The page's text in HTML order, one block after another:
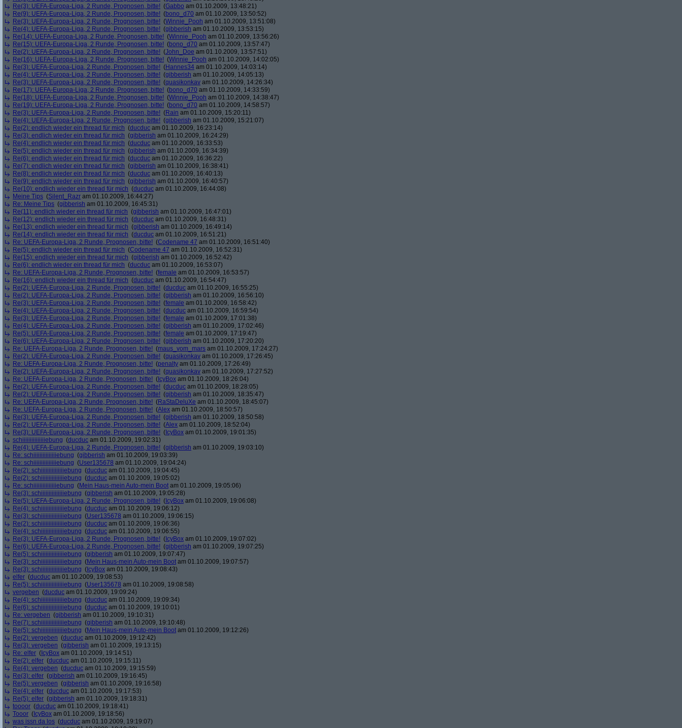
Re(3): UEFA-Europa-Liga, 2 Runde, Prognosen, bitte! (Gabbo am 01.10.2009, 13:48:21)
Re(9): UEFA-Europa-Liga, 2 Runde, Prognosen, bitte! (bono_d70 am 01.10.2009, 13:50:52)
Re(3): UEFA-Europa-Liga, 2 Runde, Prognosen, bitte! (Winnie_Pooh am 01.10.2009, 13:51:08)
Re(4): UEFA-Europa-Liga, 2 Runde, Prognosen, bitte! (gibberish am 01.10.2009, 13:53:15)
Re(14): UEFA-Europa-Liga, 2 Runde, Prognosen, bitte! (Winnie_Pooh am 01.10.2009, 13:56:26)
Re(15): UEFA-Europa-Liga, 2 Runde, Prognosen, bitte! (bono_d70 am 01.10.2009, 13:57:47)
Re(2): UEFA-Europa-Liga, 2 Runde, Prognosen, bitte! (John_Doe am 01.10.2009, 13:57:51)
Re(16): UEFA-Europa-Liga, 2 Runde, Prognosen, bitte! (Winnie_Pooh am 01.10.2009, 14:02:05)
Re(3): UEFA-Europa-Liga, 2 Runde, Prognosen, bitte! (Hannes34 am 01.10.2009, 14:03:14)
Re(4): UEFA-Europa-Liga, 2 Runde, Prognosen, bitte! (gibberish am 01.10.2009, 14:05:13)
Re(3): UEFA-Europa-Liga, 2 Runde, Prognosen, bitte! (quasikonkav am 01.10.2009, 14:26:34)
Re(17): UEFA-Europa-Liga, 2 Runde, Prognosen, bitte! (bono_d70 am 01.10.2009, 14:33:59)
Re(18): UEFA-Europa-Liga, 2 Runde, Prognosen, bitte! (Winnie_Pooh am 01.10.2009, 14:38:47)
Re(19): UEFA-Europa-Liga, 2 Runde, Prognosen, bitte! (bono_d70 am 01.10.2009, 14:58:57)
Re(3): UEFA-Europa-Liga, 2 Runde, Prognosen, bitte! (Rain am 01.10.2009, 15:20:11)
Re(4): UEFA-Europa-Liga, 2 Runde, Prognosen, bitte! (gibberish am 01.10.2009, 15:21:07)
Re(2): endlich wieder ein thread für mich (ducduc am 01.10.2009, 16:23:14)
Re(3): endlich wieder ein thread für mich (gibberish am 01.10.2009, 16:24:29)
Re(4): endlich wieder ein thread für mich (ducduc am 01.10.2009, 16:33:53)
Re(5): endlich wieder ein thread für mich (gibberish am 01.10.2009, 16:34:39)
Re(6): endlich wieder ein thread für mich (ducduc am 01.10.2009, 16:36:22)
Re(7): endlich wieder ein thread für mich (gibberish am 01.10.2009, 16:38:41)
Re(8): endlich wieder ein thread für mich (ducduc am 01.10.2009, 16:40:13)
Re(9): endlich wieder ein thread für mich (gibberish am 01.10.2009, 16:40:57)
Re(10): endlich wieder ein thread für mich (ducduc am 01.10.2009, 16:44:08)
Meine Tips (Silent_Razr am 01.10.2009, 16:44:27)
Re: Meine Tips (gibberish am 01.10.2009, 16:45:31)
Re(11): endlich wieder ein thread für mich (gibberish am 01.10.2009, 16:47:01)
Re(12): endlich wieder ein thread für mich (ducduc am 01.10.2009, 16:48:31)
Re(13): endlich wieder ein thread für mich (gibberish am 01.10.2009, 16:49:14)
Re(14): endlich wieder ein thread für mich (ducduc am 01.10.2009, 16:51:21)
Re: UEFA-Europa-Liga, 2 Runde, Prognosen, bitte! (Codename 47 am 01.10.2009, 16:51:40)
Re(5): endlich wieder ein thread für mich (Codename 47 am 01.10.2009, 16:52:31)
Re(15): endlich wieder ein thread für mich (gibberish am 01.10.2009, 16:52:42)
Re(6): endlich wieder ein thread für mich (ducduc am 01.10.2009, 16:53:07)
Re: UEFA-Europa-Liga, 2 Runde, Prognosen, bitte! (female am 01.10.2009, 16:53:57)
Re(16): endlich wieder ein thread für mich (ducduc am 01.10.2009, 16:54:47)
Re(2): UEFA-Europa-Liga, 2 Runde, Prognosen, bitte! (ducduc am 01.10.2009, 16:55:25)
Re(2): UEFA-Europa-Liga, 2 Runde, Prognosen, bitte! (gibberish am 01.10.2009, 16:56:10)
Re(3): UEFA-Europa-Liga, 2 Runde, Prognosen, bitte! (female am 01.10.2009, 16:58:42)
Re(4): UEFA-Europa-Liga, 2 Runde, Prognosen, bitte! (ducduc am 01.10.2009, 16:59:54)
Re(3): UEFA-Europa-Liga, 2 Runde, Prognosen, bitte! (female am 01.10.2009, 17:01:38)
Re(4): UEFA-Europa-Liga, 2 Runde, Prognosen, bitte! (gibberish am 01.10.2009, 17:02:46)
Re(5): UEFA-Europa-Liga, 2 Runde, Prognosen, bitte! (female am 01.10.2009, 17:19:47)
Re(6): UEFA-Europa-Liga, 2 Runde, Prognosen, bitte! (gibberish am 01.10.2009, 17:20:20)
Re: UEFA-Europa-Liga, 2 Runde, Prognosen, bitte! (maus_vom_mars am 01.10.2009, 17:24:27)
Re(2): UEFA-Europa-Liga, 2 Runde, Prognosen, bitte! (quasikonkav am 01.10.2009, 17:26:45)
Re: UEFA-Europa-Liga, 2 Runde, Prognosen, bitte! (penalty am 01.10.2009, 17:26:49)
Re(2): UEFA-Europa-Liga, 2 Runde, Prognosen, bitte! (quasikonkav am 01.10.2009, 17:27:52)
Re: UEFA-Europa-Liga, 2 Runde, Prognosen, bitte! ( IcyBox am 01.10.2009, 18:26:04)
Re(2): UEFA-Europa-Liga, 2 Runde, Prognosen, bitte! (ducduc am 01.10.2009, 18:28:05)
Re(2): UEFA-Europa-Liga, 2 Runde, Prognosen, bitte! (gibberish am 01.10.2009, 18:35:47)
Re: UEFA-Europa-Liga, 2 Runde, Prognosen, bitte! (RaStaDeluXe am 01.10.2009, 18:45:07)
Re: UEFA-Europa-Liga, 2 Runde, Prognosen, bitte! (Alex am 01.10.2009, 18:50:57)
Re(3): UEFA-Europa-Liga, 2 Runde, Prognosen, bitte! (gibberish am 01.10.2009, 18:50:58)
Re(2): UEFA-Europa-Liga, 2 Runde, Prognosen, bitte! (Alex am 01.10.2009, 18:52:04)
Re(3): UEFA-Europa-Liga, 2 Runde, Prognosen, bitte! ( IcyBox am 01.10.2009, 19:01:35)
schiiiiiiiiiiiiiiiebung (ducduc am 01.10.2009, 19:02:31)
Re(4): UEFA-Europa-Liga, 2 Runde, Prognosen, bitte! (gibberish am 01.10.2009, 19:03:10)
Re: schiiiiiiiiiiiiiiiebung (gibberish am 01.10.2009, 19:03:39)
Re: schiiiiiiiiiiiiiiiebung (User135678 am 01.10.2009, 19:04:24)
Re(2): schiiiiiiiiiiiiiiiebung (ducduc am 01.10.2009, 19:04:45)
Re(2): schiiiiiiiiiiiiiiiebung (ducduc am 01.10.2009, 19:05:02)
Re: schiiiiiiiiiiiiiiiebung (Mein Haus-mein Auto-mein Boot am 01.10.2009, 19:05:06)
Re(3): schiiiiiiiiiiiiiiiebung (gibberish am 01.10.2009, 19:05:28)
Re(5): UEFA-Europa-Liga, 2 Runde, Prognosen, bitte! ( IcyBox am 01.10.2009, 19:06:08)
Re(4): schiiiiiiiiiiiiiiiebung (ducduc am 01.10.2009, 19:06:12)
Re(3): schiiiiiiiiiiiiiiiebung (User135678 am 01.10.2009, 19:06:15)
Re(2): schiiiiiiiiiiiiiiiebung (ducduc am 01.10.2009, 19:06:36)
Re(4): schiiiiiiiiiiiiiiiebung (ducduc am 01.10.2009, 19:06:55)
Re(3): UEFA-Europa-Liga, 2 Runde, Prognosen, bitte! ( IcyBox am 01.10.2009, 19:07:02)
Re(6): UEFA-Europa-Liga, 2 Runde, Prognosen, bitte! (gibberish am 01.10.2009, 19:07:25)
Re(5): schiiiiiiiiiiiiiiiebung (gibberish am 01.10.2009, 19:07:47)
Re(3): schiiiiiiiiiiiiiiiebung (Mein Haus-mein Auto-mein Boot am 01.10.2009, 19:07:57)
Re(3): schiiiiiiiiiiiiiiiebung ( IcyBox am 01.10.2009, 19:08:43)
elfer (ducduc am 01.10.2009, 19:08:53)
Re(5): schiiiiiiiiiiiiiiiebung (User135678 am 01.10.2009, 19:08:58)
vergeben (ducduc am 01.10.2009, 19:09:24)
Re(4): schiiiiiiiiiiiiiiiebung (ducduc am 01.10.2009, 19:09:34)
Re(6): schiiiiiiiiiiiiiiiebung (ducduc am 01.10.2009, 19:10:01)
Re: vergeben (gibberish am 01.10.2009, 19:10:31)
Re(7): schiiiiiiiiiiiiiiiebung (gibberish am 01.10.2009, 19:10:48)
Re(5): schiiiiiiiiiiiiiiiebung (Mein Haus-mein Auto-mein Boot am 01.10.2009, 19:12:26)
Re(2): vergeben (ducduc am 01.10.2009, 19:12:42)
Re(3): vergeben (gibberish am 01.10.2009, 19:13:15)
Re: elfer ( IcyBox am 01.10.2009, 19:14:51)
Re(2): elfer (ducduc am 01.10.2009, 19:15:11)
Re(4): vergeben (ducduc am 01.10.2009, 19:15:59)
Re(3): elfer (gibberish am 01.10.2009, 19:16:45)
Re(5): vergeben (gibberish am 01.10.2009, 19:16:58)
Re(4): elfer (ducduc am 01.10.2009, 19:17:53)
Re(5): elfer (gibberish am 01.10.2009, 19:18:31)
toooor (ducduc am 01.10.2009, 19:18:41)
Tooor ( IcyBox am 01.10.2009, 19:18:56)
was issn da los (ducduc am 01.10.2009, 19:19:07)